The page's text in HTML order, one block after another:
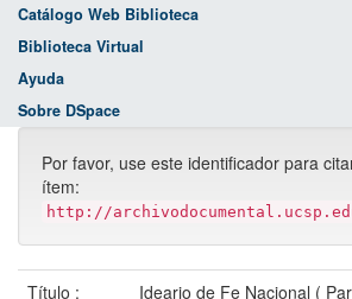
Catálogo Web Biblioteca
Biblioteca Virtual
Ayuda
Sobre DSpace
Por favor, use este identificador para
ítem:
http://
Título :
Ideario de Fe Nacional (